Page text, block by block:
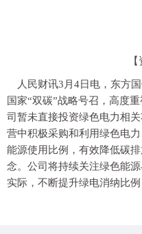
人民财讯3月4日电，东方
国家“双碳”战略号召，高度
司暂未直接投资绿色电力相
营中积极采购和利用绿色电
能源使用比例，有效降低碳
念。公司将持续关注绿色能
实际，不断提升绿电消纳比